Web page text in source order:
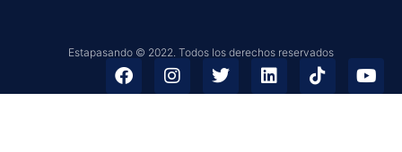
Estapasando © 2022. Todos los derechos reservados